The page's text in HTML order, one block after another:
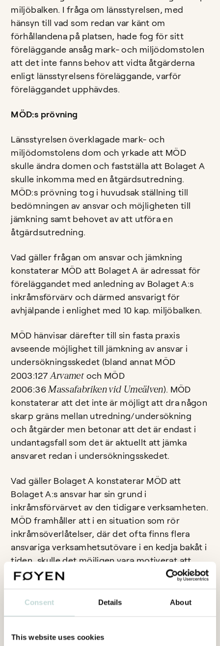
Consent Details About
This website uses cookies
miljöbalken. I fråga om länsstyrelsen, med
hänsyn till vad som redan var känt om
förhållandena på platsen, hade fog för sitt
föreläggande ansåg mark- och miljödomstolen
att det inte fanns behov att vidta åtgärderna
enligt länsstyrelsens föreläggande, varför
föreläggandet upphävdes.
MÖD:s prövning
Länsstyrelsen överklagade mark- och
miljödomstolens dom och yrkade att MÖD
skulle ändra domen och fastställa att Bolaget A
skulle inkomma med en åtgärdsutredning.
MÖD:s prövning tog i huvudsak ställning till
bedömningen av ansvar och möjligheten till
jämkning samt behovet av att utföra en
åtgärdsutredning.
Vad gäller frågan om ansvar och jämkning
konstaterar MÖD att Bolaget A är adressat för
föreläggandet med anledning av Bolaget A:s
inkråmsförvärv och därmed ansvarigt för
avhjälpande i enlighet med 10 kap. miljöbalken.
MÖD hänvisar därefter till sin fasta praxis
avseende möjlighet till jämkning av ansvar i
undersökningsskedet (bland annat MÖD
2003:127 Arvamet och MÖD
2006:36 Massafabriken vid Umeälven). MÖD
konstaterar att det inte är möjligt att dra någon
skarp gräns mellan utredning/undersökning
och åtgärder men betonar att det är endast i
undantagsfall som det är aktuellt att jämka
ansvaret redan i undersökningsskedet.
Vad gäller Bolaget A konstaterar MÖD att
Bolaget A:s ansvar har sin grund i
inkråmsförvärvet av den tidigare verksamheten.
MÖD framhåller att i en situation som rör
inkråmsöverlåtelser, där det ofta finns flera
ansvariga verksamhetsutövare i en kedja bakåt i
tiden, skulle det möjligen vara motiverat att
jämka ansvaret. Om det står klart att inget
komma i fråga för en specifik
verksamhetsutövare, för att ansvaret till största
det enligt MÖD knappast heller vara motiverat